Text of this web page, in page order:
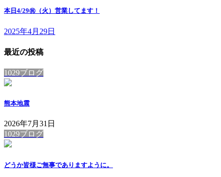
本日4/29㊗️（火）営業してます！
2025年4月29日
最近の投稿
1029ブログ
熊本地震
2026年7月31日
1029ブログ
どうか皆様ご無事でありますように。